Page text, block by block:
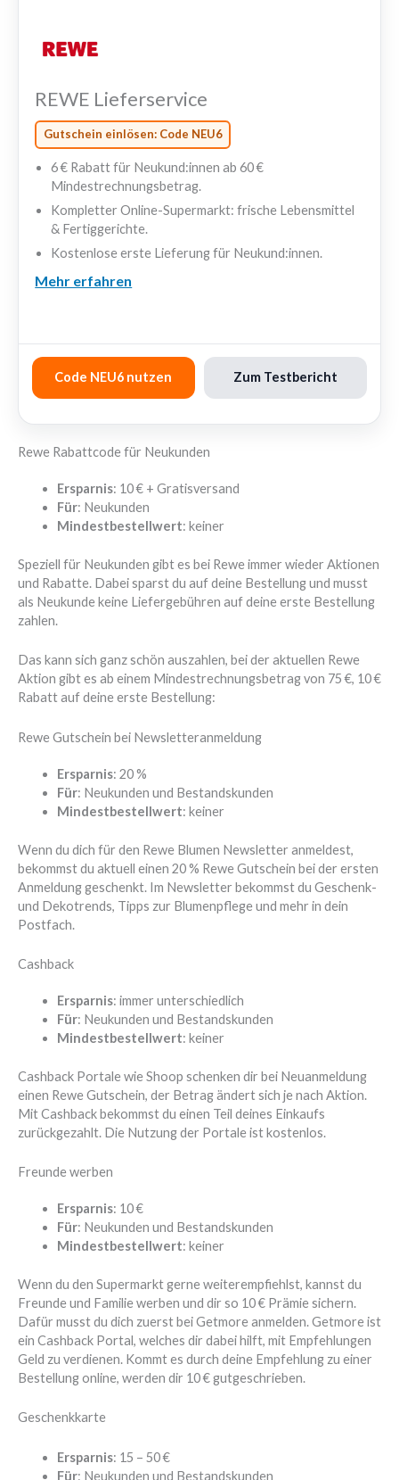
REWE Lieferservice
Gutschein einlösen: Code NEU6
6 € Rabatt für Neukund:innen ab 60 €
Mindestrechnungsbetrag.
Kompletter Online-Supermarkt: frische Lebensmittel
& Fertiggerichte.
Kostenlose erste Lieferung für Neukund:innen.
Mehr erfahren
Code NEU6 nutzen Zum Testbericht
Rewe Rabattcode für Neukunden
Ersparnis: 10 € + Gratisversand
Für: Neukunden
Mindestbestellwert: keiner
Speziell für Neukunden gibt es bei Rewe immer wieder Aktionen
und Rabatte. Dabei sparst du auf deine Bestellung und musst
als Neukunde keine Liefergebühren auf deine erste Bestellung
zahlen.
Das kann sich ganz schön auszahlen, bei der aktuellen Rewe
Aktion gibt es ab einem Mindestrechnungsbetrag von 75 €, 10 €
Rabatt auf deine erste Bestellung:
Rewe Gutschein bei Newsletteranmeldung
Ersparnis: 20 %
Für: Neukunden und Bestandskunden
Mindestbestellwert: keiner
Wenn du dich für den Rewe Blumen Newsletter anmeldest,
bekommst du aktuell einen 20 % Rewe Gutschein bei der ersten
Anmeldung geschenkt. Im Newsletter bekommst du Geschenk-
und Dekotrends, Tipps zur Blumenpflege und mehr in dein
Postfach.
Cashback
Ersparnis: immer unterschiedlich
Für: Neukunden und Bestandskunden
Mindestbestellwert: keiner
Cashback Portale wie Shoop schenken dir bei Neuanmeldung
einen Rewe Gutschein, der Betrag ändert sich je nach Aktion.
Mit Cashback bekommst du einen Teil deines Einkaufs
zurückgezahlt. Die Nutzung der Portale ist kostenlos.
Freunde werben
Ersparnis: 10 €
Für: Neukunden und Bestandskunden
Mindestbestellwert: keiner
Wenn du den Supermarkt gerne weiterempfiehlst, kannst du
Freunde und Familie werben und dir so 10 € Prämie sichern.
Dafür musst du dich zuerst bei Getmore anmelden. Getmore ist
ein Cashback Portal, welches dir dabei hilft, mit Empfehlungen
Geld zu verdienen. Kommt es durch deine Empfehlung zu einer
Bestellung online, werden dir 10 € gutgeschrieben.
Geschenkkarte
Ersparnis: 15 – 50 €
Für: Neukunden und Bestandskunden